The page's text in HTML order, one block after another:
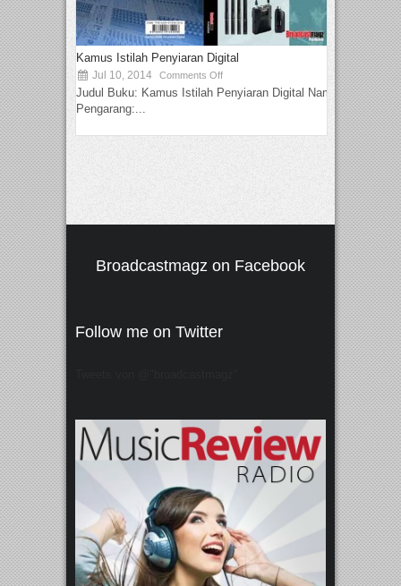
Kamus Istilah Penyiaran Digital
Jul 10, 2014 Comments Off
Judul Buku: Kamus Istilah Penyiaran Digital Nama
Pengarang:...
Broadcastmagz on Facebook
Follow me on Twitter